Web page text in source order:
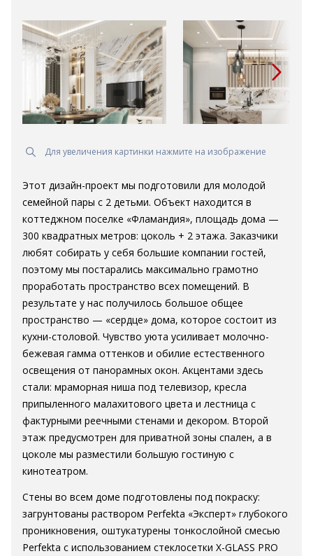
Для увеличения картинки нажмите на изображение
Этот дизайн-проект мы подготовили для молодой
семейной пары с 2 детьми. Объект находится в
коттеджном поселке «Фламандия», площадь дома —
300 квадратных метров: цоколь + 2 этажа. Заказчики
любят собирать у себя большие компании гостей,
поэтому мы постарались максимально грамотно
проработать пространство всех помещений. В
результате у нас получилось большое общее
пространство — «сердце» дома, которое состоит из
кухни-столовой. Чувство уюта усиливает молочно-
бежевая гамма оттенков и обилие естественного
освещения от панорамных окон. Акцентами здесь
стали: мраморная ниша под телевизор, кресла
припыленного малахитового цвета и лестница с
фактурными реечными стенами и декором. Второй
этаж предусмотрен для приватной зоны спален, а в
цоколе мы разместили большую гостиную с
кинотеатром.
Стены во всем доме подготовлены под покраску:
загрунтованы раствором Perfekta «Эксперт» глубокого
проникновения, оштукатурены тонкослойной смесью
Perfekta с использованием стеклосетки X-GLASS PRO